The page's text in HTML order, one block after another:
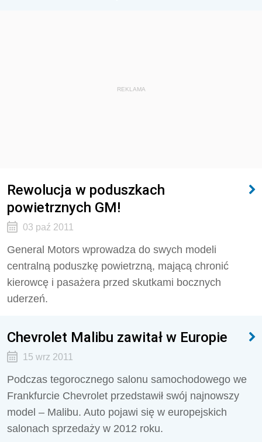
REKLAMA
Rewolucja w poduszkach
powietrznych GM!
03 paź 2011
General Motors wprowadza do swych modeli
centralną poduszkę powietrzną, mającą chronić
kierowcę i pasażera przed skutkami bocznych
uderzeń.
Chevrolet Malibu zawitał w Europie
15 wrz 2011
Podczas tegorocznego salonu samochodowego we
Frankfurcie Chevrolet przedstawił swój najnowszy
model – Malibu. Auto pojawi się w europejskich
salonach sprzedaży w 2012 roku.